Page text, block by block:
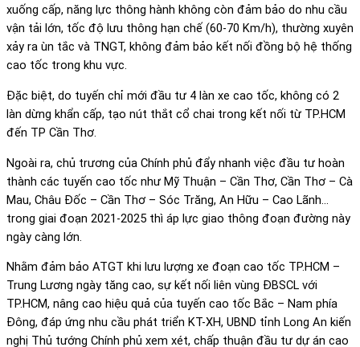
xuống cấp, năng lực thông hành không còn đảm bảo do nhu cầu
vận tải lớn, tốc độ lưu thông hạn chế (60-70 Km/h), thường xuyên
xảy ra ùn tắc và TNGT, không đảm bảo kết nối đồng bộ hệ thống
cao tốc trong khu vực.
Đặc biệt, do tuyến chỉ mới đầu tư 4 làn xe cao tốc, không có 2
làn dừng khẩn cấp, tạo nút thắt cổ chai trong kết nối từ TP.HCM
đến TP Cần Thơ.
Ngoài ra, chủ trương của Chính phủ đẩy nhanh việc đầu tư hoàn
thành các tuyến cao tốc như Mỹ Thuận – Cần Thơ, Cần Thơ – Cà
Mau, Châu Đốc – Cần Thơ – Sóc Trăng, An Hữu – Cao Lãnh…
trong giai đoạn 2021-2025 thì áp lực giao thông đoạn đường này
ngày càng lớn.
Nhằm đảm bảo ATGT khi lưu lượng xe đoạn cao tốc TP.HCM –
Trung Lương ngày tăng cao, sự kết nối liên vùng ĐBSCL với
TP.HCM, nâng cao hiệu quả của tuyến cao tốc Bắc – Nam phía
Đông, đáp ứng nhu cầu phát triển KT-XH, UBND tỉnh Long An kiến
nghị Thủ tướng Chính phủ xem xét, chấp thuận đầu tư dự án cao